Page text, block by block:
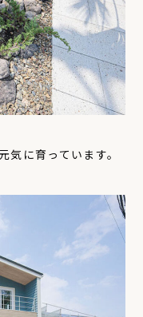
気に育っています。